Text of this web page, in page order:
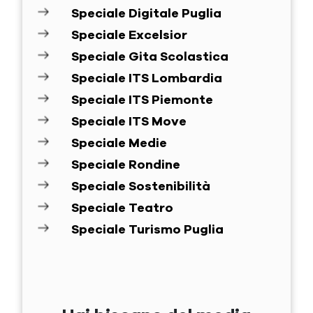
Speciale Digitale Puglia
Speciale Excelsior
Speciale Gita Scolastica
Speciale ITS Lombardia
Speciale ITS Piemonte
Speciale ITS Move
Speciale Medie
Speciale Rondine
Speciale Sostenibilità
Speciale Teatro
Speciale Turismo Puglia